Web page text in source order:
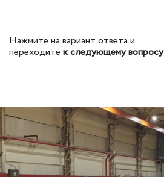
Нажмите на вариант ответа и
переходите к следующему вопросу